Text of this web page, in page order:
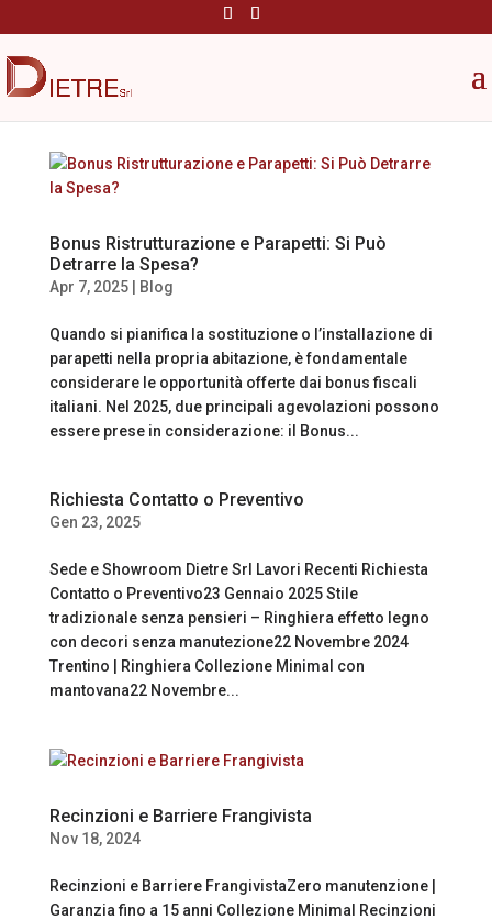
Bonus Ristrutturazione e Parapetti: Si Può
Detrarre la Spesa?
Apr 7, 2025| Blog
Quando si pianifica la sostituzione o l’installazione di
parapetti nella propria abitazione, è fondamentale
considerare le opportunità offerte dai bonus fiscali
italiani. Nel 2025, due principali agevolazioni possono
essere prese in considerazione: il Bonus...
Richiesta Contatto o Preventivo
Gen 23, 2025
Sede e Showroom Dietre Srl Lavori Recenti Richiesta
Contatto o Preventivo23 Gennaio 2025 Stile
tradizionale senza pensieri – Ringhiera effetto legno
con decori senza manutezione22 Novembre 2024
Trentino | Ringhiera Collezione Minimal con
mantovana22 Novembre...
Recinzioni e Barriere Frangivista
Nov 18, 2024
Recinzioni e Barriere FrangivistaZero manutenzione |
Garanzia fino a 15 anni Collezione Minimal Recinzioni